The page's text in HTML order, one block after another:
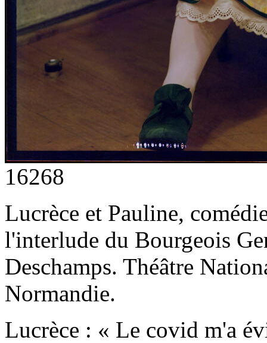
16268
Lucrèce et Pauline,
l'interlude du Bourgeois
Deschamps. Théâtre
Normandie.
Lucrèce : « Le covid m'a